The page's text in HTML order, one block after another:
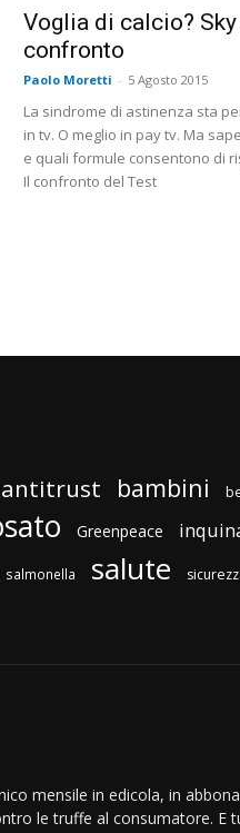
Voglia di calcio?
confronto
Paolo Moretti - 5 Agosto 2015
La sindrome di astinenza sta
in tv. O meglio in pay tv. Ma
e quali formule consentono di
Il confronto del Test
antitrust bambini
Greenpeace
salmonella salute
mensile in edicola, in
le truffe al consumatore. E